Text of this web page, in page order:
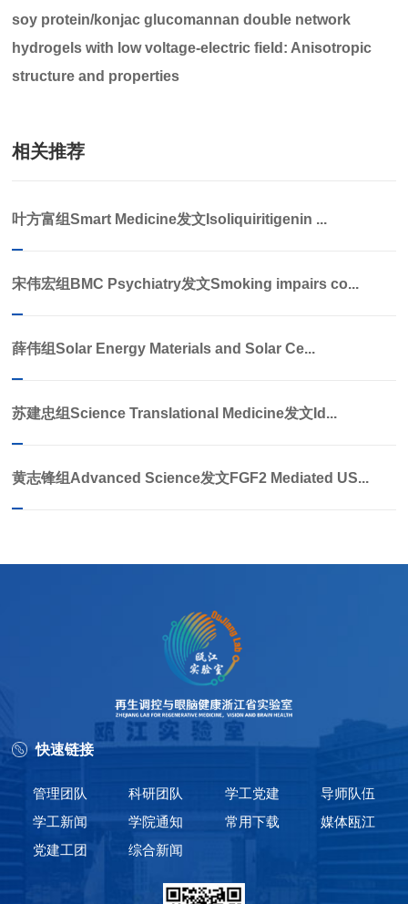
soy protein/konjac glucomannan double network
hydrogels with low voltage-electric field: Anisotropic
structure and properties
相关推荐
叶方富组Smart Medicine发文Isoliquiritigenin ...
宋伟宏组BMC Psychiatry发文Smoking impairs co...
薛伟组Solar Energy Materials and Solar Ce...
苏建忠组Science Translational Medicine发文Id...
黄志锋组Advanced Science发文FGF2 Mediated US...
快速链接
管理团队 科研团队 学工党建
导师队伍
学工新闻
学院通知 常用下载
媒体瓯江
党建工团
综合新闻